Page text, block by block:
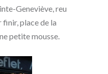
Geneviève, reu
place de la
petite mousse.